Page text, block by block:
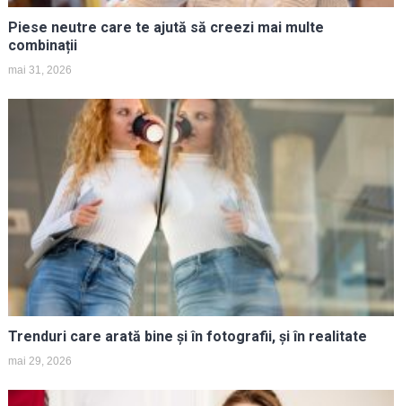
Piese neutre care te ajută să creezi mai multe
combinații
mai 31, 2026
Trenduri care arată bine și în fotografii, și în realitate
mai 29, 2026